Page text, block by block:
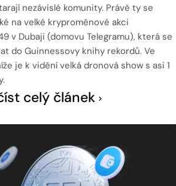
nezávislé komunity. Právě ty se
na velké kryproměnové akci
v Dubaji (domovu Telegramu), která se
do Guinnessovy knihy rekordů. Ve
je k vidění velká dronová show s asi 1
celý článek